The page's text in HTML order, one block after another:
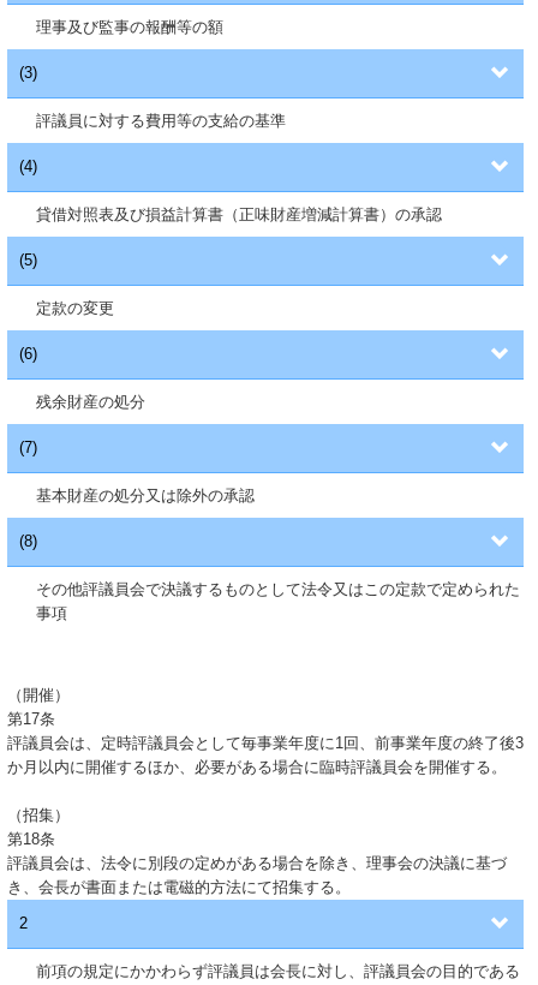
理事及び監事の報酬等の額
(3)
評議員に対する費用等の支給の基準
(4)
貸借対照表及び損益計算書（正味財産増減計算書）の承認
(5)
定款の変更
(6)
残余財産の処分
(7)
基本財産の処分又は除外の承認
(8)
その他評議員会で決議するものとして法令又はこの定款で定められた
事項
（開催）
第17条
評議員会は、定時評議員会として毎事業年度に1回、前事業年度の終了後3
か月以内に開催するほか、必要がある場合に臨時評議員会を開催する。
（招集）
第18条
評議員会は、法令に別段の定めがある場合を除き、理事会の決議に基づ
き、会長が書面または電磁的方法にて招集する。
2
前項の規定にかかわらず評議員は会長に対し、評議員会の目的である